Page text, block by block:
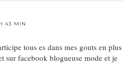
43 MIN
tous es dans mes gouts en plus
sur facebook blogueuse mode et je